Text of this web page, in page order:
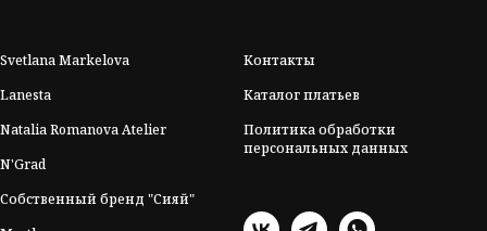
Svetlana Markelova
Lanesta
Natalia Romanova Atelier
N'Grad
Собственный бренд "Сияй"
Контакты
Каталог платьев
Политика обработки
персональных данных